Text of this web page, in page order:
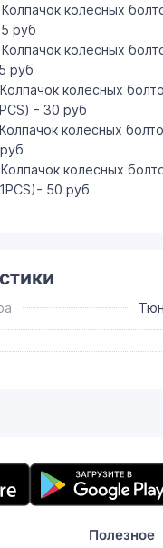
колесных
руб
колесных
руб
колесных
- 30 руб
колесных
колесных
50 руб
Полезное